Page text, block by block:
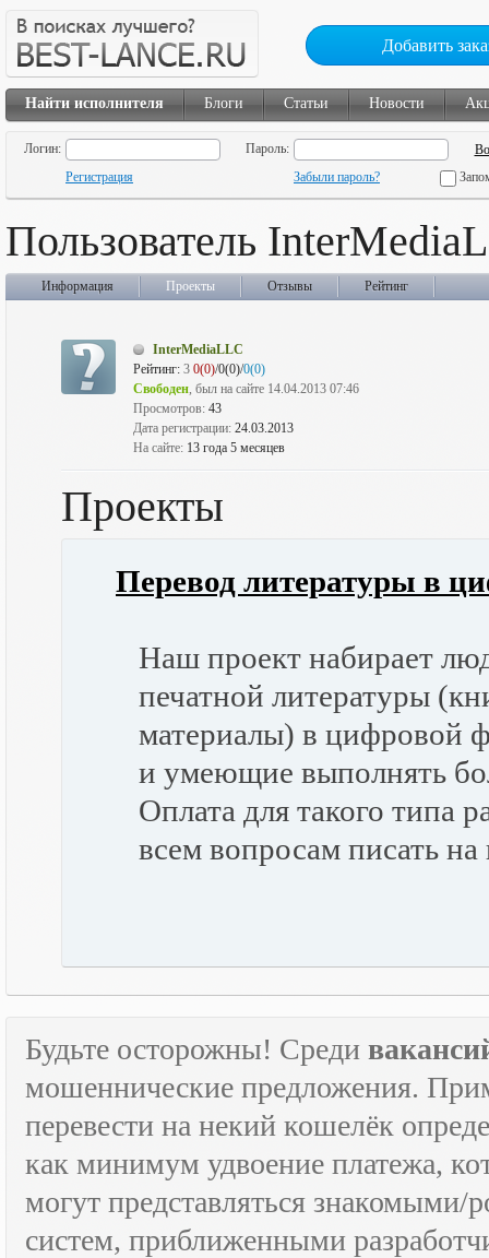
Добавить
Найти исполнителя Блоги Статьи Новости
Логин:
Пароль:
Регистрация
Забыли пароль?
Пользователь
Информация Проекты Отзывы Рейтинг
InterMediaLLC
Рейтинг: 3 0(0)/0(0)/0(0)
Свободен, был на сайте 14.04.2013 07:46
Просмотров: 43
Дата регистрации: 24.03.2013
На сайте: 13 года 5 месяцев
Проекты
Перевод литературы в
Наш проект набирает
печатной литературы
материалы) в цифровой
и умеющие выполнять
Оплата для такого типа
всем вопросам писать
Будьте осторожны! Среди
мошеннические предложения.
перевести на некий кошелёк
как минимум удвоение платежа,
могут представляться знакомыми/
систем, приближенными